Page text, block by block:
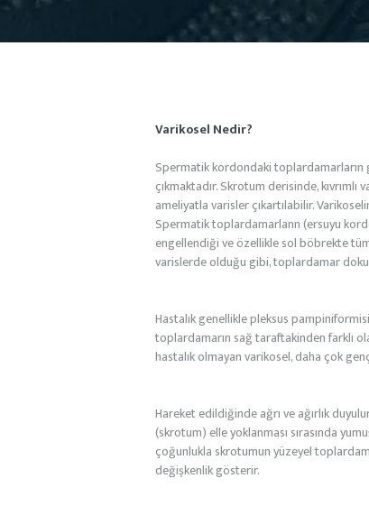
Varikosel Nedir?
Spermatik kordondaki toplardamarların
çıkmaktadır. Skrotum derisinde,
ameliyatla varisler çıkartılabilir.
Spermatik toplardamarlann (ersuyu
engellendiği ve özellikle sol böbrekte
varislerde olduğu gibi, toplardamar
Hastalık genellikle pleksus
toplardamarın sağ taraftakinden farklı
hastalık olmayan varikosel, daha çok
Hareket edildiğinde ağrı ve ağırlık
(skrotum) elle yoklanması sırasında
çoğunlukla skrotumun yüzeyel
değişkenlik gösterir.